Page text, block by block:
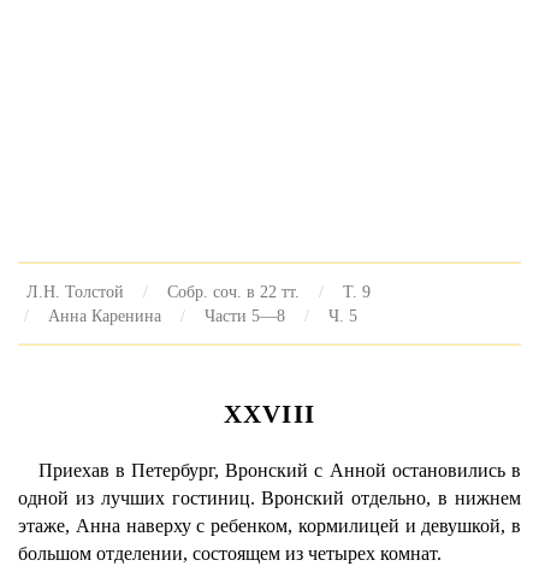
Л.Н. Толстой Собр. соч. в 22 тт.
Т. 9
Анна Каренина
Части 5—8 Ч. 5
XXVIII
Приехав в Петербург, Вронский с Анной остановились в
одной из лучших гостиниц. Вронский отдельно, в нижнем
этаже, Анна наверху с ребенком, кормилицей и девушкой, в
большом отделении, состоящем из четырех комнат.